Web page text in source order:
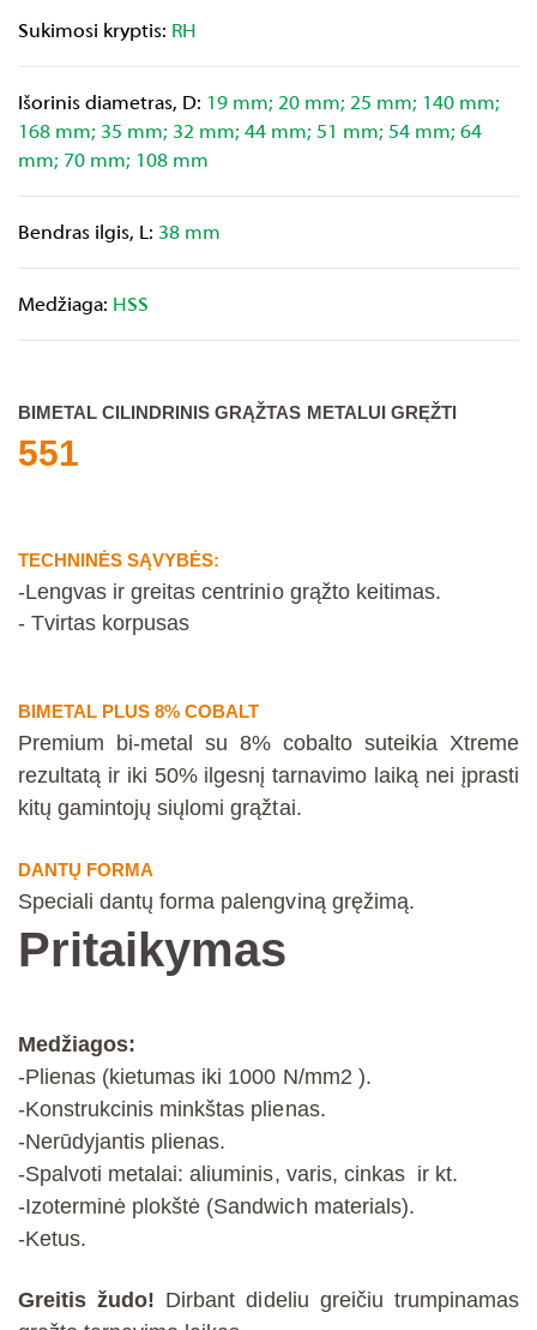
Sukimosi kryptis: RH
Išorinis diametras, D: 19 mm; 20 mm; 25 mm; 140 mm;
168 mm; 35 mm; 32 mm; 44 mm; 51 mm; 54 mm; 64
mm; 70 mm; 108 mm
Bendras ilgis, L: 38 mm
Medžiaga: HSS
BIMETAL CILINDRINIS GRĄŽTAS METALUI GRĘŽTI
551
TECHNINĖS SĄVYBĖS:
-Lengvas ir greitas centrinio grąžto keitimas.
- Tvirtas korpusas
BIMETAL PLUS 8% COBALT
Premium bi-metal su 8% cobalto suteikia Xtreme
rezultatą ir iki 50% ilgesnį tarnavimo laiką nei įprasti
kitų gamintojų siųlomi grąžtai.
DANTŲ FORMA
Speciali dantų forma palengviną gręžimą.
Pritaikymas
Medžiagos:
-Plienas (kietumas iki 1000 N/mm2 ).
-Konstrukcinis minkštas plienas.
-Nerūdyjantis plienas.
-Spalvoti metalai: aliuminis, varis, cinkas ir kt.
-Izoterminė plokštė (Sandwich materials).
-Ketus.
Greitis žudo! Dirbant dideliu greičiu trumpinamas